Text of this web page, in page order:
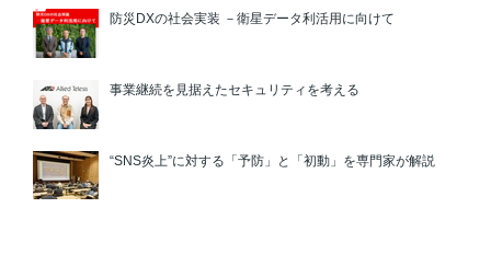
防災DXの社会実装 －衛星データ利活用に向けて
事業継続を見据えたセキュリティを考える
“SNS炎上”に対する「予防」と「初動」を専門家が解説